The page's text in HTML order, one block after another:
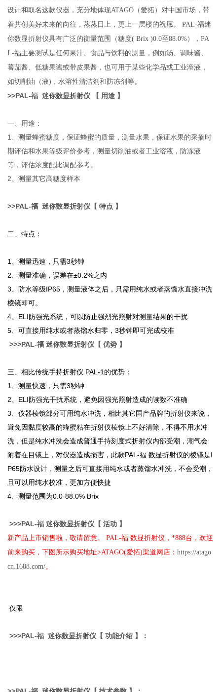
设计和取名这款仪器，充分地体现ATAGO（爱拓）对中国市场，带
着共创美好未来的向往 ，蒸蒸日上，更上一层楼的祝愿。 PAL-福迷
你数显折射仪具有广泛的衡量范围（糖度( Brix )0.0至88.0%），PA
L-福主要测试是任何果汁、食品与饮料的测量，例如汤、调味酱、
蕃茄酱、低糖果酱或带皮果酱，也可用于某些化学品或工业溶液，
如切削油（液)，水溶性清洁剂和防冻剂等。
>>PAL-福 迷你数显折射仪 【 用途 】
一、用途：
1、测量蜂蜜糖度，保证蜂蜜的质量，测量水果，保证水果的采摘时
期评估和水果等级评价参考，测量切削油或者工业溶液，防冻液
等，评估浓度配比调配参考。
2、测量其它高糖度样本
>>PAL-福 迷你数显折射仪 【 特点 】
二、特点：
1
、测量迅速，只需3秒钟
2 、测量准确，误差在±0.2%之内
3 、防水等级IP65，测量液体之后，只需用纯水或者蒸馏水直接冲洗
棱镜即可。
4 、ELI防强光系统，可以防止强烈光照射对测量结果的干扰
5 、可直接用纯水或者蒸馏水归零，3秒钟即可完成校准
>>>PAL-福 迷你数显折射仪 【 优势 】
三、相比传统手持折射仪 PAL-1的优势：
1
、测量快速，只需3秒钟
2 、ELI防强光干扰系统，避免因强光照射造成的读数不准确
3 、仪器棱镜部分可用纯水冲洗，相比其它国产品牌的折射仪来说，
避免因黏度较高的蜂蜜粘在折射仪棱镜上不好清除，不得不用水冲
洗，但是纯水冲洗会造成普通手持刻度式折射仪内部受潮，潮气会
附着在目镜上，对仪器造成损害，此款PAL-福 数显折射仪的棱镜是I
P65防水设计，测量之后可直接用纯水或者蒸馏水冲洗，不会受潮，
且可以用纯水校准，更加方便快捷
4 、测量范围为0.0-88.0% Brix
>>>PAL-福 迷你数显折射仪 【 活动 】
新产品上市销售啦，敬请留意。 PAL-福 数显折射仪，*888台，欢迎
前来购买，下图所示购买地址>ATAGO(爱拓)渠道网店：https://atago
cn.1688.com/。
仅限
>>>PAL-福 迷你数显折射仪 【 功能介绍 】：